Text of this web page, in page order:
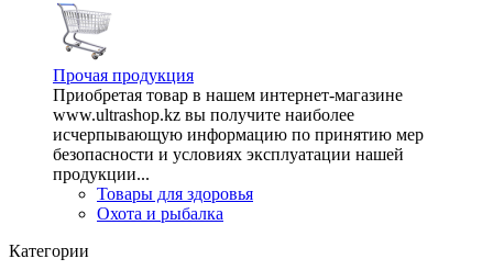
Прочая продукция
Приобретая товар в нашем интернет-магазине
www.ultrashop.kz вы получите наиболее
исчерпывающую информацию по принятию мер
безопасности и условиях эксплуатации нашей
продукции...
Товары для здоровья
Охота и рыбалка
Категории